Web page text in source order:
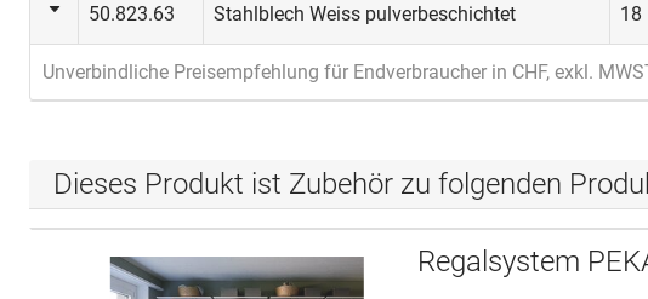
50.823.63 Stahlblech Weiss pulverbeschichtet 18
Unverbindliche Preisempfehlung für Endverbraucher in CHF, exkl.
Dieses Produkt ist Zubehör zu folgenden
Regalsystem